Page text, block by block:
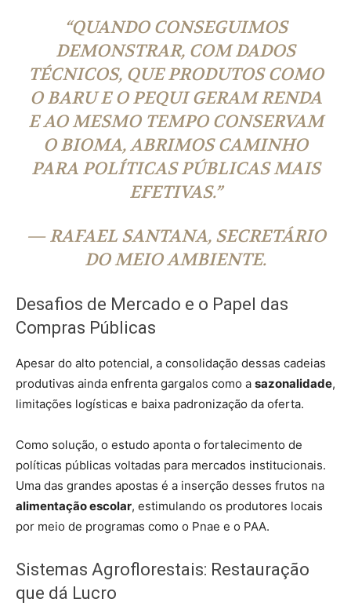
“QUANDO CONSEGUIMOS
DEMONSTRAR, COM DADOS
TÉCNICOS, QUE PRODUTOS COMO
O BARU E O PEQUI GERAM RENDA
E AO MESMO TEMPO CONSERVAM
O BIOMA, ABRIMOS CAMINHO
PARA POLÍTICAS PÚBLICAS MAIS
EFETIVAS.”
—RAFAEL SANTANA, SECRETÁRIO
DO MEIO AMBIENTE.
Desafios de Mercado e o Papel das
Compras Públicas
Apesar do alto potencial, a consolidação dessas cadeias
produtivas ainda enfrenta gargalos como a sazonalidade,
limitações logísticas e baixa padronização da oferta.
Como solução, o estudo aponta o fortalecimento de
políticas públicas voltadas para mercados institucionais.
Uma das grandes apostas é a inserção desses frutos na
alimentação escolar, estimulando os produtores locais
por meio de programas como o Pnae e o PAA.
Sistemas Agroflorestais: Restauração
que dá Lucro